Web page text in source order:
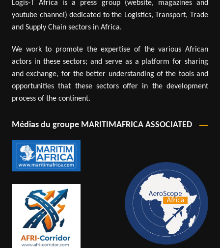
Logis-T Africa is a press group (website, magazines and
youtube channel) dedicated to the Logistics, Transport, Trade
and Supply Chain sectors in Africa.
We work to promote the expertise of the various African
actors in these sectors; and serve as a platform for sharing
and exchange, for the better understanding of the tools and
opportunities that these sectors offer in the development
process of the continent.
Médias du groupe MARITIMAFRICA ASSOCIATED